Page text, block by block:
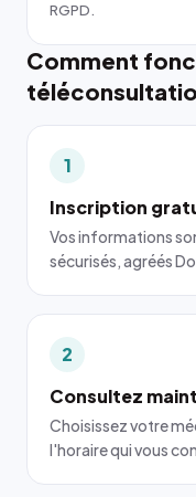
RGPD.
Comment
1
Inscription
Vos informations
sécurisés, agréés
2
Consultez
Choisissez votre
l'horaire qui vous